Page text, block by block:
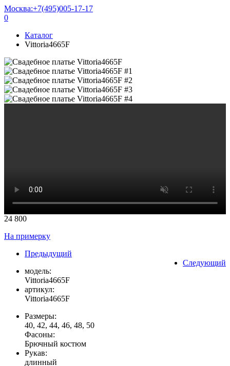
Москва:+7(495)005-17-17
0
Каталог
Vittoria4665F
24 800
На примерку
Предыдущий
Следующий
модель:
Vittoria4665F
артикул:
Vittoria4665F
Размеры:
40, 42, 44, 46, 48, 50
Фасоны:
Брючный костюм
Рукав:
длинный